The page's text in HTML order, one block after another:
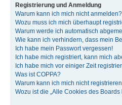
Registrierung und Anmeldung
Warum kann ich mich nicht anmelden?
Wozu muss ich mich überhaupt
Warum werde ich automatisch
Wie kann ich verhindern, dass mein
Ich habe mein Passwort vergessen!
Ich habe mich registriert, kann mich
Ich habe mich vor einiger Zeit
Was ist COPPA?
Warum kann ich mich nicht
Wozu ist die „Alle Cookies des